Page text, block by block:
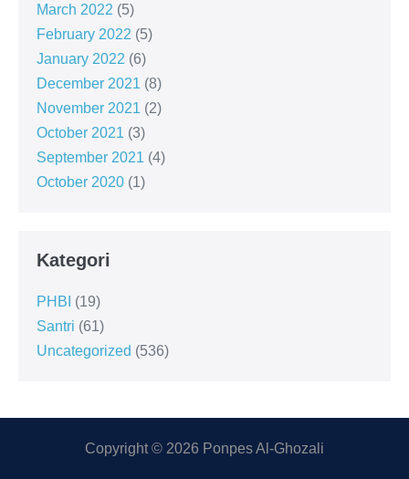
March 2022 (5)
February 2022 (5)
January 2022 (6)
December 2021 (8)
November 2021 (2)
October 2021 (3)
September 2021 (4)
October 2020 (1)
Kategori
PHBI (19)
Santri (61)
Uncategorized (536)
Copyright © 2026 Ponpes Al-Ghozali